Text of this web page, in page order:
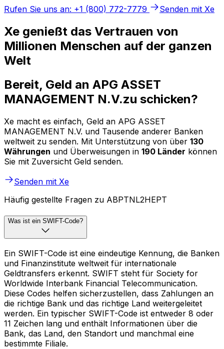
Rufen Sie uns an: +1 (800) 772-7779
Senden mit Xe
Xe genießt das Vertrauen von
Millionen Menschen auf der ganzen
Welt
Bereit, Geld an APG ASSET
MANAGEMENT N.V.zu schicken?
Xe macht es einfach, Geld an APG ASSET
MANAGEMENT N.V. und Tausende anderer Banken
weltweit zu senden. Mit Unterstützung von über 130
Währungen und Überweisungen in 190 Länder können
Sie mit Zuversicht Geld senden.
Senden mit Xe
Häufig gestellte Fragen zu ABPTNL2HEPT
Was ist ein SWIFT-Code?
Ein SWIFT-Code ist eine eindeutige Kennung, die Banken
und Finanzinstitute weltweit für internationale
Geldtransfers erkennt. SWIFT steht für Society for
Worldwide Interbank Financial Telecommunication.
Diese Codes helfen sicherzustellen, dass Zahlungen an
die richtige Bank und das richtige Land weitergeleitet
werden. Ein typischer SWIFT-Code ist entweder 8 oder
11 Zeichen lang und enthält Informationen über die
Bank, das Land, den Standort und manchmal eine
bestimmte Filiale.